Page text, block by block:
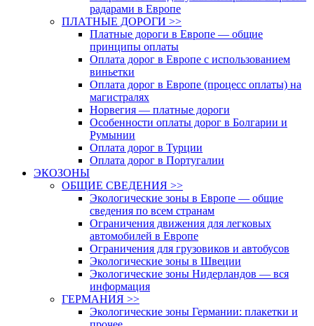
радарами в Европе
ПЛАТНЫЕ ДОРОГИ >>
Платные дороги в Европе — общие
принципы оплаты
Оплата дорог в Европе с использованием
виньетки
Оплата дорог в Европе (процесс оплаты) на
магистралях
Норвегия — платные дороги
Особенности оплаты дорог в Болгарии и
Румынии
Оплата дорог в Турции
Оплата дорог в Португалии
ЭКОЗОНЫ
ОБЩИЕ СВЕДЕНИЯ >>
Экологические зоны в Европе — общие
сведения по всем странам
Ограничения движения для легковых
автомобилей в Европе
Ограничения для грузовиков и автобусов
Экологические зоны в Швеции
Экологические зоны Нидерландов — вся
информация
ГЕРМАНИЯ >>
Экологические зоны Германии: плакетки и